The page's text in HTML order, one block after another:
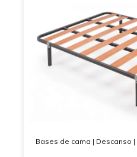
Bases de cama | Descanso |